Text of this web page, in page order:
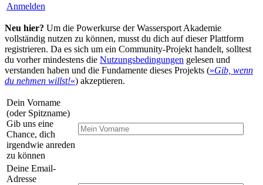
Anmelden
Neu hier? Um die Powerkurse der Wassersport Akademie
vollständig nutzen zu können, musst du dich auf dieser Plattform
registrieren. Da es sich um ein Community-Projekt handelt, solltest
du vorher mindestens die Nutzungsbedingungen gelesen und
verstanden haben und die Fundamente dieses Projekts (»Gib, wenn
du nehmen willst!«) akzeptieren.
Dein Vorname
(oder Spitzname)
Gib uns eine
Chance, dich
irgendwie anreden
zu können
Deine Email-
Adresse